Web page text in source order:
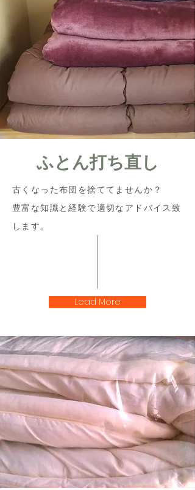
ふとん打ち直し
古くなった布団を捨ててませんか？
​豊富な知識と経験で適切なアドバイス致
します。
Lead More